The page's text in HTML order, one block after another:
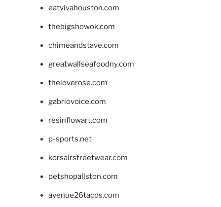
eatvivahouston.com
thebigshowok.com
chimeandstave.com
greatwallseafoodny.com
theloverose.com
gabriovoice.com
resinflowart.com
p-sports.net
korsairstreetwear.com
petshopallston.com
avenue26tacos.com